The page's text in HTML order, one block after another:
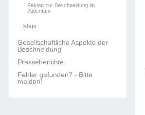
Fakten zur Beschneidung im
Judentum
Islam
Gesellschaftliche Aspekte der
Beschneidung
Presseberichte
Fehler gefunden? - Bitte
melden!